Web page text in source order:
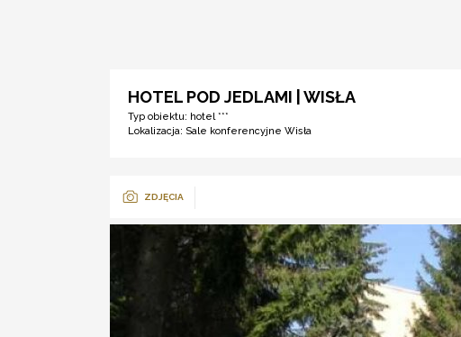
HOTEL POD JEDLAMI | WISŁA
Typ obiektu: hotel ***
Lokalizacja: Sale konferencyjne Wisła
ZDJĘCIA